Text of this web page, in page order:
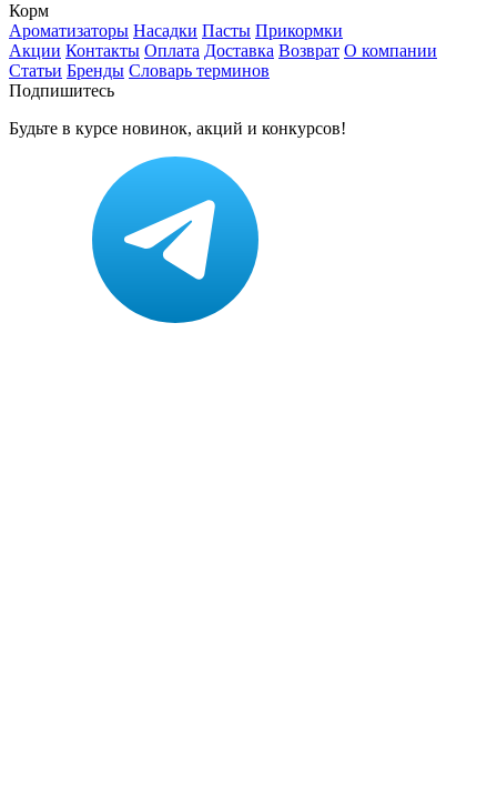
Корм
Ароматизаторы Насадки Пасты Прикормки
Акции Контакты Оплата Доставка Возврат О компании
Статьи Бренды Словарь терминов
Подпишитесь
Будьте в курсе новинок, акций и конкурсов!